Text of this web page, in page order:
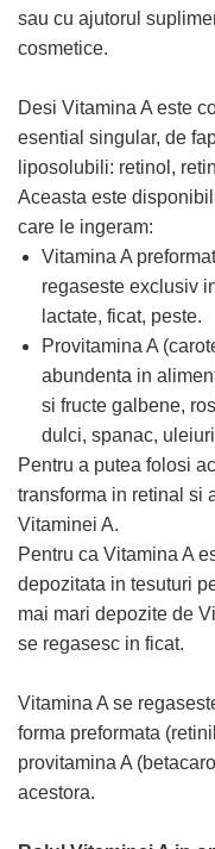
GreenPoint Trade (3
H3D - O'TOM(2 produse)
Hegron Cosmetics BV
Irisana (5 produse)
Jack N' Jill (20 produse)
Laboratoarele Remedia
produse)
Laboratoire Francodex
produse)
Landgarten GMBH &
produse)
Laropharm (25 produse)
Lavera (4 produse)
Liking S.p.A. (3
Mebra Brasov (54
Nature Tech (11
Ommia Skincare &
Organic Terra (2
Papoutsanis SA (37
Pawxie (12 produse)
Protectie Anti-Insecte
Protectie Solara
Sapun Natural
Sare de Baie
Scrub de Corp
Servetele Umede/Hartie
Umeda
Spumant de Baie
Ulei de Masaj
Uleiuri Esentiale
Unguente
sau cu ajutorul
cosmetice.
Desi Vitamina A este
esential singular, de
liposolubili: retinol,
Aceasta este
care le ingeram:
Vitamina A
regaseste exclusiv
lactate, ficat, peste.
Provitamina A
abundenta in
si fructe galbene,
dulci, spanac,
Pentru a putea folosi
transforma in retinal si
Vitaminei A.
Pentru ca Vitamina A
depozitata in tesuturi
mai mari depozite de
se regasesc in ficat.
Vitamina A se
forma preformata
provitamina A
acestora.